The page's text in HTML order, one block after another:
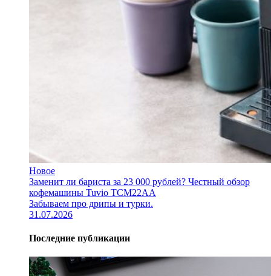
Новое
Заменит ли бариста за 23 000 рублей? Честный обзор
кофемашины Tuvio TCM22AA
Забываем про дрипы и турки.
31.07.2026
Последние публикации